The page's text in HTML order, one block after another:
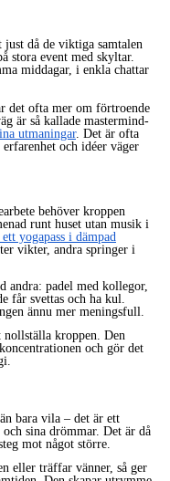
då de viktiga samtalen
stora event med skyltar.
middagar, i enkla chattar
det ofta mer om förtroende
är så kallade mastermind-
utmaningar. Det är ofta
och idéer väger
behöver kroppen
runt huset utan musik i
yogapass i dämpad
vikter, andra springer i
andra: padel med kollegor,
får svettas och ha kul.
ännu mer meningsfull.
kroppen. Den
och gör det
bara vila – det är ett
sina drömmar. Det är då
mot något större.
eller träffar vänner, så ger